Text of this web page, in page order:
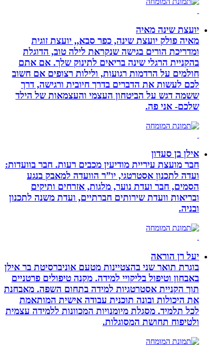
יועצת שינה מאיה
מאיה פולק יועצת שינה, כפר סבא,, יועצת זוגית
ומדריכת הורים בגישה שנקראת לילה טוב, הדוגלת
בהקניית הרגלי שינה בריאים לתינוק שלך. אם אתם
חולמים על הרדמות רגועות, ולילות רצופים אם חשוב
לכם לעשות את הדברים בדרך חיובית ורגישה, דרך
ששמה דגש על הביטחון העצמי והעצמאות של הילד
שלכם- אני פה.
אילן בן סעדון
חבר מועצת עיריית מודיעין מכבים רעות. חבר בוועדות:
ועדה לתכנון אסטרטגי, יו”ר הוועדה למאבק בנגע
הסמים, חבר ועדת נוער, מלגות, אזרחים ותיקים
ובריאות וועדת שירותים חברתיים, ועדת משנה לתכנון
יעל רן הוראה
בוגרת תואר שני בהצטיינות מטעם אוניברסיטת בר אילן
באבחון וטיפול בליקויי למידה. מקנה טיפולים פרטניים
תוך הקניית אסטרטגיות למידה בתחום השפה. מאבחנת
את היכולות ובונה תוכנית עבודה אישית המותאמת
לכל תלמיד. מסגלת מיומנויות המכוונות ללמידה עצמית
ולטיפוח תחושת המסוגלות.